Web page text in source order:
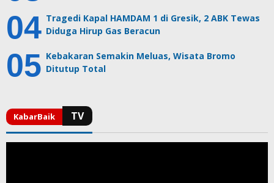
Tragedi Kapal HAMDAM 1 di Gresik, 2 ABK Tewas
Diduga Hirup Gas Beracun
Kebakaran Semakin Meluas, Wisata Bromo
Ditutup Total